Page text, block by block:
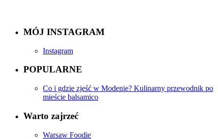
MÓJ INSTAGRAM
Instagram
POPULARNE
Co i gdzie zjeść w Modenie? Kulinarny przewodnik po
mieście balsamico
Warto zajrzeć
Warsaw Foodie